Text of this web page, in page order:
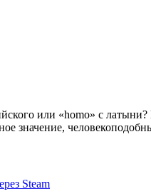
или «homo» с
значение,
Steam